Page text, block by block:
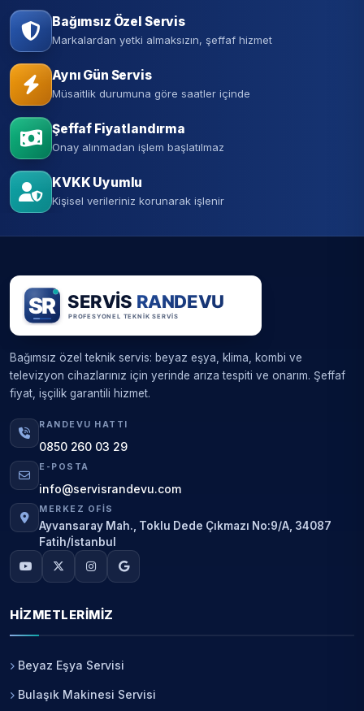
Bağımsız Özel Servis
Markalardan yetki almaksızın, şeffaf hizmet
Aynı Gün Servis
Müsaitlik durumuna göre saatler içinde
Şeffaf Fiyatlandırma
Onay alınmadan işlem başlatılmaz
KVKK Uyumlu
Kişisel verileriniz korunarak işlenir
Bağımsız özel teknik servis: beyaz eşya, klima, kombi ve
televizyon cihazlarınız için yerinde arıza tespiti ve onarım. Şeffaf
fiyat, işçilik garantili hizmet.
RANDEVU HATTI
0850 260 03 29
E-POSTA
info@servisrandevu.com
MERKEZ OFIS
Ayvansaray Mah., Toklu Dede Çıkmazı No:9/A, 34087
Fatih/İstanbul
HIZMETLERIMIZ
Beyaz Eşya Servisi
Bulaşık Makinesi Servisi